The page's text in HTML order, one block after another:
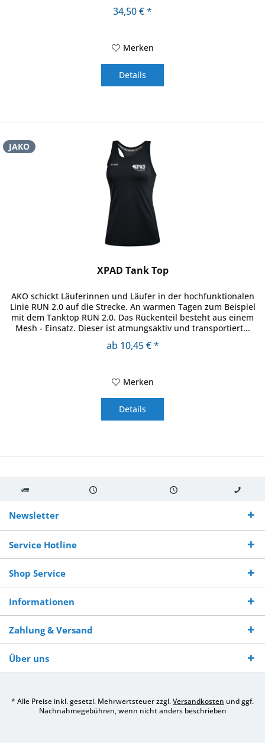
34,50 € *
Merken
Details
JAKO
XPAD Tank Top
AKO schickt Läuferinnen und Läufer in der hochfunktionalen
Linie RUN 2.0 auf die Strecke. An warmen Tagen zum Beispiel
mit dem Tanktop RUN 2.0. Das Rückenteil besteht aus einem
Mesh - Einsatz. Dieser ist atmungsaktiv und transportiert...
ab 10,45 € *
Merken
Details
Kostenloser
Versand ab €
250,-
Versand innerhalb von Versand von So erreichen
Sie uns 0160
970 511 90
Newsletter
Service Hotline
Shop Service
Informationen
Zahlung & Versand
Über uns
* Alle Preise inkl. gesetzl. Mehrwertsteuer zzgl.Versandkosten und ggf.
Nachnahmegebühren, wenn nicht anders beschrieben